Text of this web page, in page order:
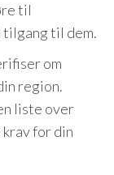
til
tilgang til dem.
om
region.
liste over
for din